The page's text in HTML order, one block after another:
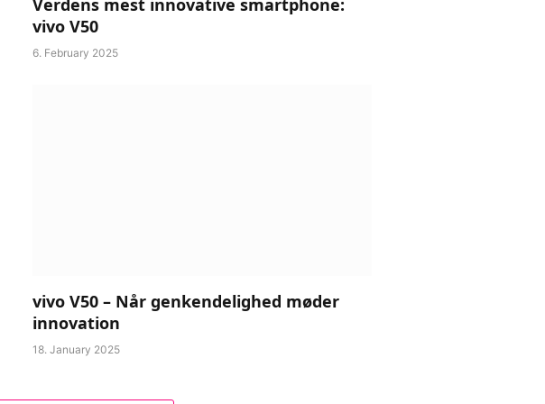
Verdens mest innovative smartphone:
vivo V50
6. February 2025
vivo V50 – Når genkendelighed møder
innovation
18. January 2025